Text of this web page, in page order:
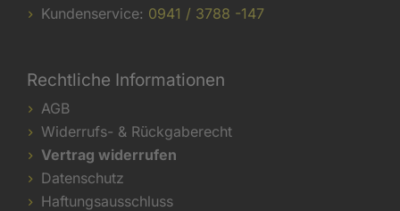
Kundenservice: 0941 / 3788 -147
Rechtliche Informationen
AGB
Widerrufs- & Rückgaberecht
Vertrag widerrufen
Datenschutz
Haftungsausschluss